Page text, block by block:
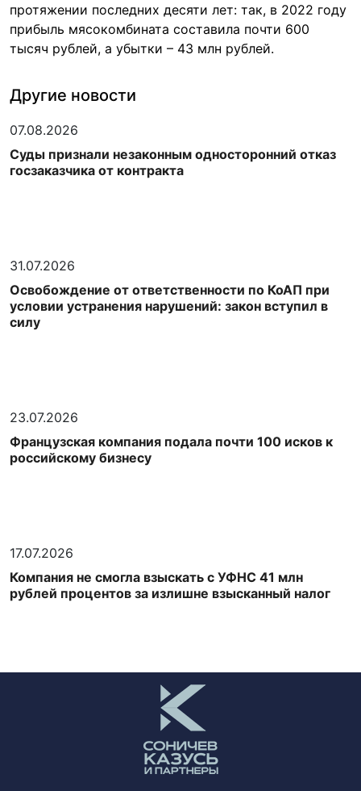
протяжении последних десяти лет: так, в 2022 году
прибыль мясокомбината составила почти 600
тысяч рублей, а убытки – 43 млн рублей.
Другие новости
07.08.2026
Суды признали незаконным односторонний отказ
госзаказчика от контракта
31.07.2026
Освобождение от ответственности по КоАП при
условии устранения нарушений: закон вступил в
силу
23.07.2026
Французская компания подала почти 100 исков к
российскому бизнесу
17.07.2026
Компания не смогла взыскать с УФНС 41 млн
рублей процентов за излишне взысканный налог